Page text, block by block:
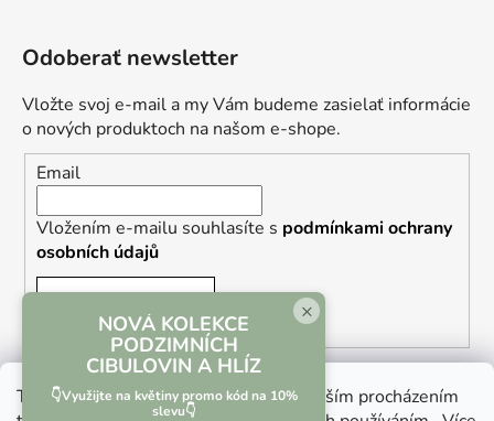
Tento web používá soubory cookie. Dalším procházením
Odoberať newsletter
Vložte svoj e-mail a my Vám budeme zasielať informácie
o nových produktoch na našom e-shope.
Email
Vložením e-mailu souhlasíte s podmínkami ochrany
osobních údajů
×
NOVÁ KOLEKCE
PODZIMNÍCH
CIBULOVIN A HLÍZ
👇Využijte na květiny promo kód na 10%
slevu👇